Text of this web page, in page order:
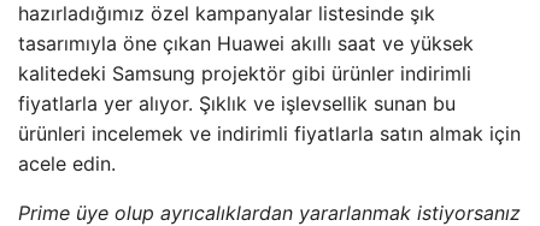
hazırladığımız özel kampanyalar listesinde şık
tasarımıyla öne çıkan Huawei akıllı saat ve yüksek
kalitedeki Samsung projektör gibi ürünler indirimli
fiyatlarla yer alıyor. Şıklık ve işlevsellik sunan bu
ürünleri incelemek ve indirimli fiyatlarla satın almak için
acele edin.
Prime üye olup ayrıcalıklardan yararlanmak istiyorsanız